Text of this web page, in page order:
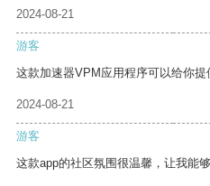
2024-08-21
游客
这款加速器VPM应用程序可以给你提
2024-08-21
游客
这款app的社区氛围很温馨，让我能